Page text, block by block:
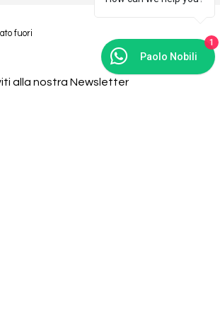
fuori
alla nostra Newsletter
Paolo Nobili
1